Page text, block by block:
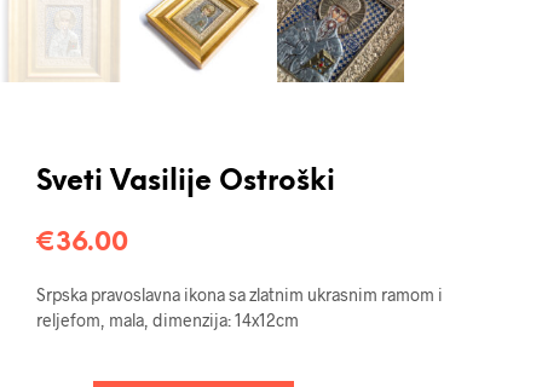
Sveti Vasilije Ostroški
€36.00
Srpska pravoslavna ikona sa zlatnim ukrasnim ramom i
reljefom, mala, dimenzija: 14x12cm